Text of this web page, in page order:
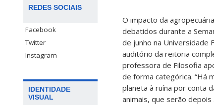
REDES SOCIAIS
Facebook
Twitter
Instagram
IDENTIDADE
VISUAL
O impacto da
debatidos durante a
de junho na Universidade
auditório da reitoria
professora de Filosofia
de forma categórica. “Há
planeta à ruína por conta
animais, que serão